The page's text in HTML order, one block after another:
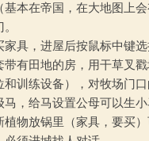
本在帝国，在大地图上
具，进屋后按鼠标中键
有田地的房，用干草叉
训练设备），对牧场门
，给马设置公母可以生
物放锅里（家具，要买